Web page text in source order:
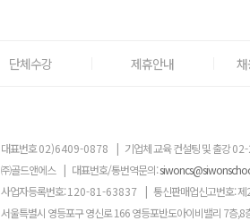
단체수강 제휴안내
대표번호02)6409-0878 | 기업체 교육 컨설팅 및 출강
㈜골드앤에스 | 대표번호/통번역문의:
사업자등록번호:120-81-63837 | 통신판매업신고번호: 제
서울특별시 영등포구 영신로 166 영등포반도아이비밸리 7층,8